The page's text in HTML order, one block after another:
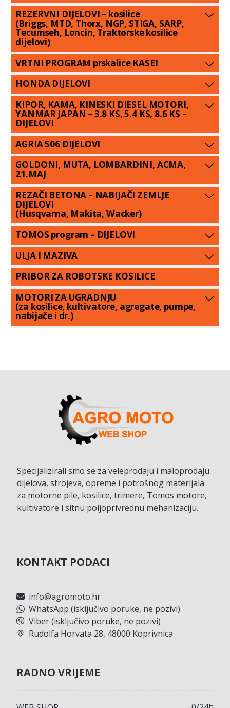
REZERVNI DIJELOVI – kosilice
(Briggs, MTD, Thorx, NGP, STIGA, SARP,
Tecumseh, Loncin, Traktorske kosilice
dijelovi)
VRTNI PROGRAM prskalice KASEI
HONDA DIJELOVI
KIPOR, KAMA, KINESKI DIESEL MOTORI,
YANMAR JAPAN – 3.8 KS, 5.4 KS, 8.6 KS –
DIJELOVI
AGRIA 506 DIJELOVI
GOLDONI, MUTA, LOMBARDINI, ACMA,
21.MAJ
REZAČI BETONA – NABIJAČI ZEMLJE
DIJELOVI
(Husqvarna, Makita, Wacker)
TOMOS program – DIJELOVI
ULJA I MAZIVA
PRIBOR ZA ROBOTSKE KOSILICE
MOTORI ZA UGRADNJU
(za kosilice, kultivatore, agregate, pumpe,
nabijače i dr.)
Specijalizirali smo se za veleprodaju i maloprodaju
dijelova, strojeva, opreme i potrošnog materijala
za motorne pile, kosilice, trimere, Tomos motore,
kultivatore i sitnu poljoprivrednu mehanizaciju.
KONTAKT PODACI
info@agromoto.hr
WhatsApp (isključivo poruke, ne pozivi)
Viber (isključivo poruke, ne pozivi)
Rudolfa Horvata 28, 48000 Koprivnica
RADNO VRIJEME